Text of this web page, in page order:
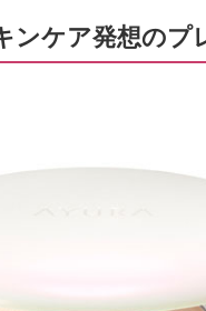
ンケア発想のプ